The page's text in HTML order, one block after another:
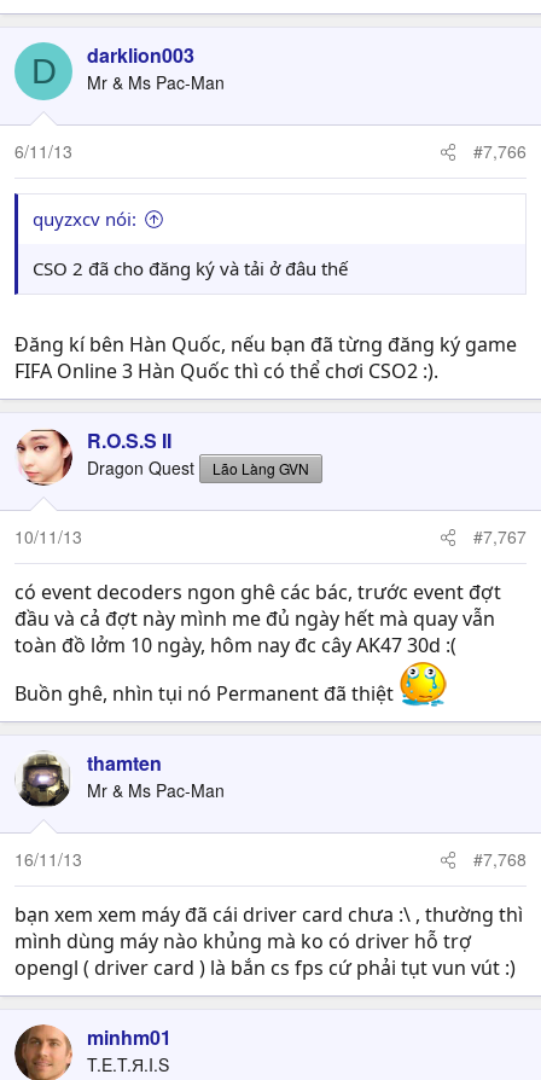
D darklion003
Mr & Ms Pac-Man
6/11/13 #7,766
quyzxcv nói:
CSO 2 đã cho đăng ký và tải ở đâu thế
Đăng kí bên Hàn Quốc, nếu bạn đã từng đăng ký game
FIFA Online 3 Hàn Quốc thì có thể chơi CSO2 :).
R.O.S.S II
Dragon Quest Lão Làng GVN
10/11/13 #7,767
có event decoders ngon ghê các bác, trước event đợt
đầu và cả đợt này mình me đủ ngày hết mà quay vẫn
toàn đồ lởm 10 ngày, hôm nay đc cây AK47 30d :(
Buồn ghê, nhìn tụi nó Permanent đã thiệt
thamten
Mr & Ms Pac-Man
16/11/13 #7,768
bạn xem xem máy đã cái driver card chưa :\ , thường thì
mình dùng máy nào khủng mà ko có driver hỗ trợ
opengl ( driver card ) là bắn cs fps cứ phải tụt vun vút :)
minhm01
T.E.T.Я.I.S